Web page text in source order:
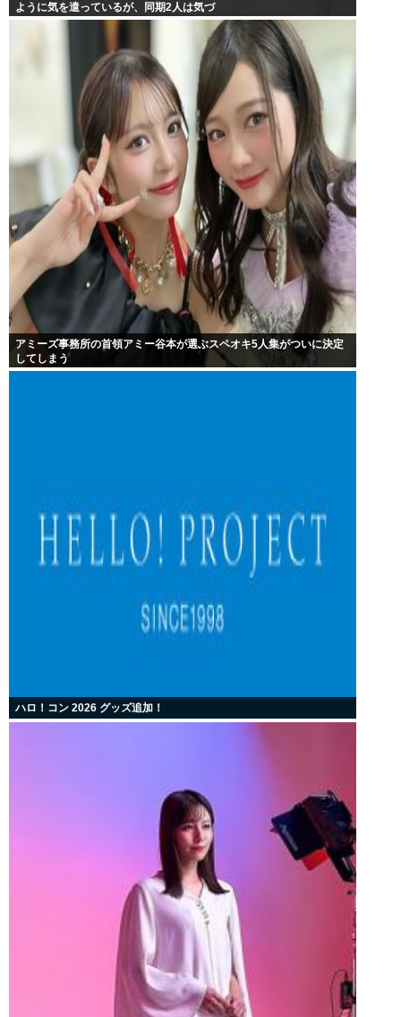
ように気を遣っているが、同期2人は気づ
アミーズ事務所の首領アミー谷本が選ぶスペオキ5人集がついに決定
してしまう
ハロ！コン 2026 グッズ追加！